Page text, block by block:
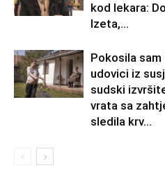
kod lekara:
Izeta,...
Pokosila
udovici iz
sudski
vrata sa
sledila krv...